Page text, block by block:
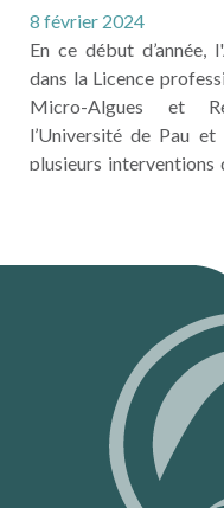
8 février 2024
En ce début
dans la Licence
Micro-Algues et
l’Université de Pau
plusieurs
et TP. Les
pluridisciplinaires